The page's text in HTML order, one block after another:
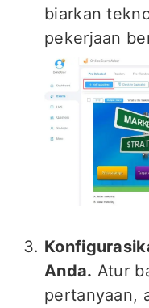
biarkan
pekerjaan
Anda. Atur
pertanyaan,